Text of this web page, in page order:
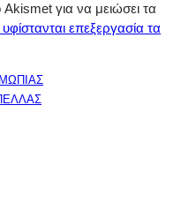
Akismet για να μειώσει τα
επεξεργασία τα